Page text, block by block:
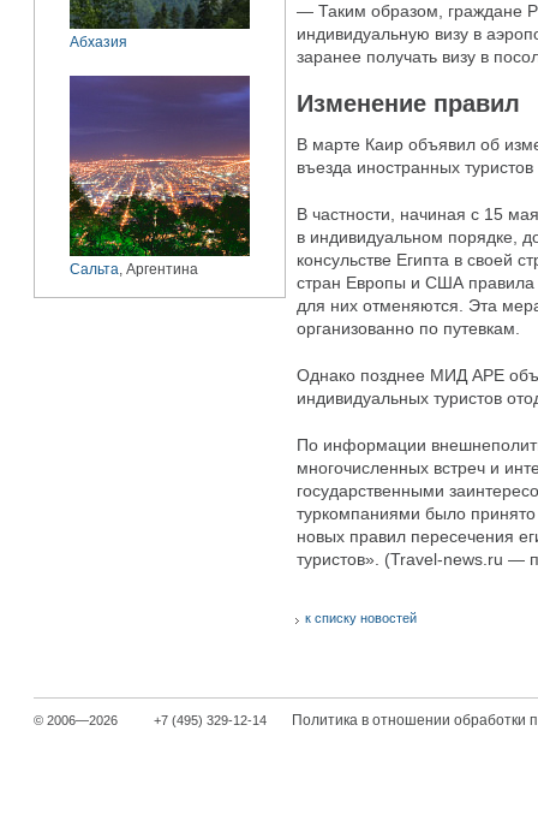
Абхазия
Сальта, Аргентина
— Таким образом, граждане
индивидуальную визу в
заранее получать визу в
Изменение правил
В марте Каир объявил об
въезда иностранных
В частности, начиная с 15
в индивидуальном порядке,
консульстве Египта в своей
стран Европы и США правила
для них отменяются. Эта
организованно по путевкам.
Однако позднее МИД АРЕ
индивидуальных туристов
По информации
многочисленных встреч и
государственными
туркомпаниями было
новых правил пересечения
туристов». (Travel-news.ru
к списку новостей
© 2006—2026 +7 (495) 329-12-14 Политика в отношении обработки